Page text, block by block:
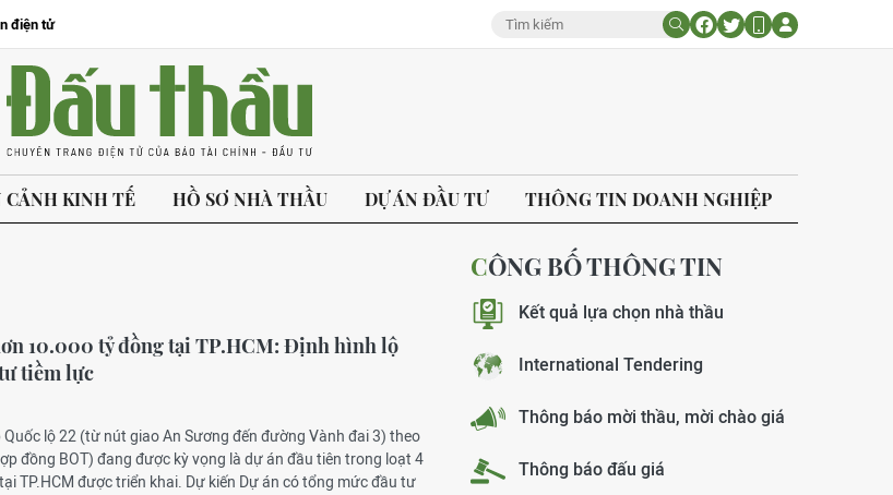
điện tử
CẢNH KINH TẾ HỒ SƠ NHÀ THẦU DỰ ÁN ĐẦU TƯ THÔNG TIN DOANH NGHIỆP
10.000 tỷ đồng tại TP.HCM: Định hình lộ
tiềm lực
Quốc lộ 22 (từ nút giao An Sương đến đường Vành đai 3) theo
đồng BOT) đang được kỳ vọng là dự án đầu tiên trong loạt 4
TP.HCM được triển khai. Dự kiến Dự án có tổng mức đầu tư
CÔNG BỐ THÔNG TIN
Kết quả lựa chọn nhà thầu
International Tendering
Thông báo mời thầu, mời chào giá
Thông báo đấu giá